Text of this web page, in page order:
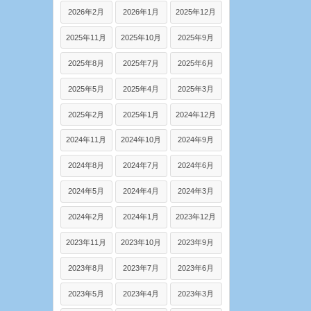
2026年2月 2026年1月 2025年12月
2025年11月 2025年10月 2025年9月
2025年8月 2025年7月 2025年6月
2025年5月 2025年4月 2025年3月
2025年2月 2025年1月 2024年12月
2024年11月 2024年10月 2024年9月
2024年8月 2024年7月 2024年6月
2024年5月 2024年4月 2024年3月
2024年2月 2024年1月 2023年12月
2023年11月 2023年10月 2023年9月
2023年8月 2023年7月 2023年6月
2023年5月 2023年4月 2023年3月